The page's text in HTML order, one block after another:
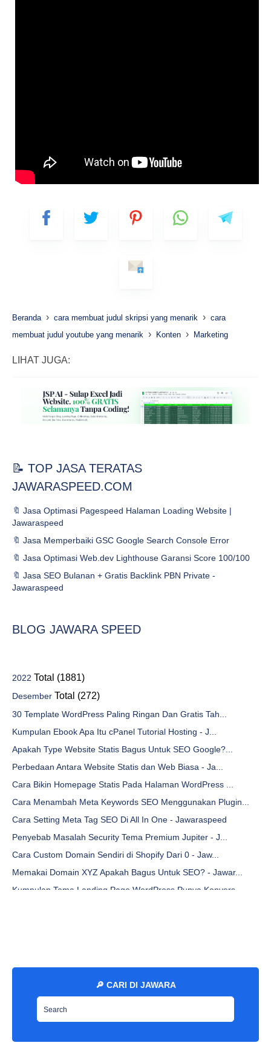
Beranda › cara membuat judul skripsi yang menarik › cara
membuat judul youtube yang menarik › Konten › Marketing
LIHAT JUGA:
📝 TOP JASA TERATAS
JAWARASPEED.COM
🔖 Jasa Optimasi Pagespeed Halaman Loading Website |
Jawaraspeed
🔖 Jasa Memperbaiki GSC Google Search Console Error
🔖 Jasa Optimasi Web.dev Lighthouse Garansi Score 100/100
🔖 Jasa SEO Bulanan + Gratis Backlink PBN Private -
Jawaraspeed
BLOG JAWARA SPEED
2022 Total (1881)
Desember Total (272)
30 Template WordPress Paling Ringan Dan Gratis Tah...
Kumpulan Ebook Apa Itu cPanel Tutorial Hosting - J...
Apakah Type Website Statis Bagus Untuk SEO Google?...
Perbedaan Antara Website Statis dan Web Biasa - Ja...
Cara Bikin Homepage Statis Pada Halaman WordPress ...
Cara Menambah Meta Keywords SEO Menggunakan Plugin...
Cara Setting Meta Tag SEO Di All In One - Jawaraspeed
Penyebab Masalah Security Tema Premium Jupiter - J...
Cara Custom Domain Sendiri di Shopify Dari 0 - Jaw...
Memakai Domain XYZ Apakah Bagus Untuk SEO? - Jawar...
Kumpulan Tema Landing Page WordPress Punya Konvers...
Cara Membuat Email Sendiri Menggunakan Domain Webs...
Cara Ganti Judul Database Default Pada WordPress -...
🔎 CARI DI JAWARA